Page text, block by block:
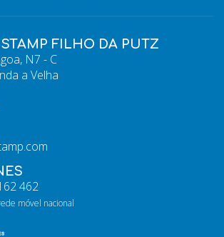
FILHO DA PUTZ
N7 - C
a Velha
462
móvel nacional